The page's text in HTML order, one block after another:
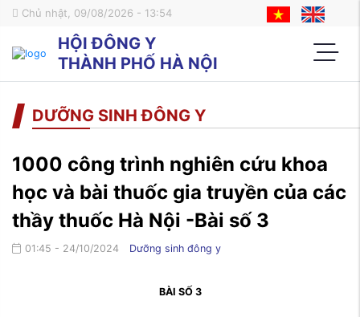
Chủ nhật, 09/08/2026 - 13:54
HỘI ĐÔNG Y
THÀNH PHỐ HÀ NỘI
DƯỠNG SINH ĐÔNG Y
1000 công trình nghiên cứu khoa
học và bài thuốc gia truyền của các
thầy thuốc Hà Nội -Bài số 3
01:45 - 24/10/2024 Dưỡng sinh đông y
BÀI SỐ 3